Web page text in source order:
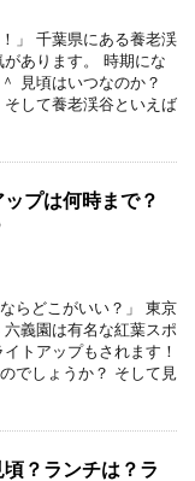
」 千葉県にある養老渓
あります。 時期にな
見頃はいつなのか？
して養老渓谷といえば
プは何時まで？
らどこがいい？」 東京
義園は有名な紅葉スポ
トアップもされます！
でしょうか？ そして見
？ランチは？ラ